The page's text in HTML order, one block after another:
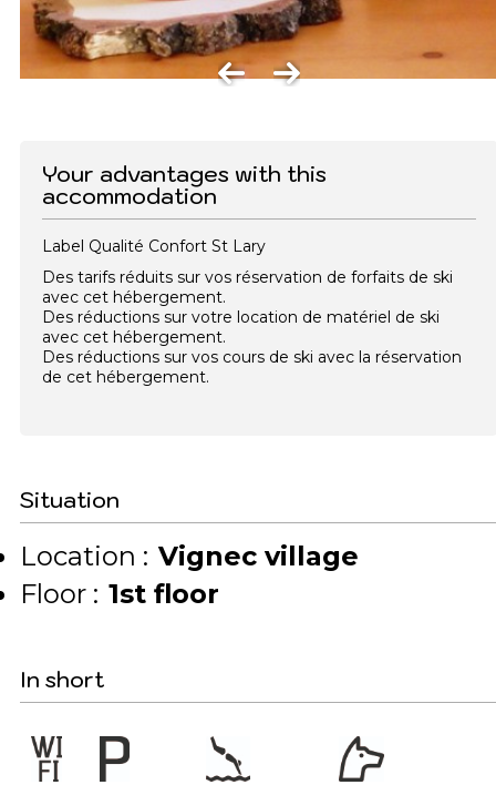
Your advantages with this
accommodation
Label Qualité Confort St Lary
Des tarifs réduits sur vos réservation de forfaits de ski
avec cet hébergement.
Des réductions sur votre location de matériel de ski
avec cet hébergement.
Des réductions sur vos cours de ski avec la réservation
de cet hébergement.
Situation
Location : Vignec village
Floor : 1st floor
In short